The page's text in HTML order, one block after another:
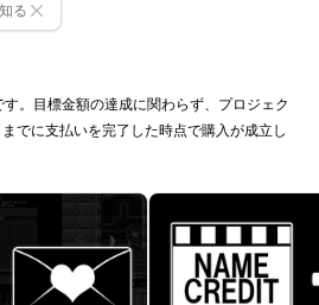
に決定しました。
いただいておりますため、
ールには設定せず、発売す
いただきます。
には、
望をいただいておりました
る
。目標金額の達成に関わらず、プロジェク
でに支払いを完了した時点で購入が成立し